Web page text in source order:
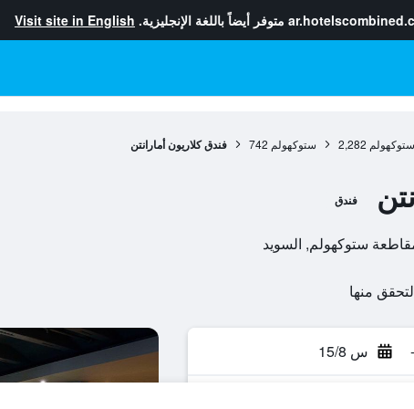
متوفر أيضاً باللغة الإنجليزية. Visit site in English
2,282 ستوكهولم 742 فندق كلاريون أمارانتن
فندق
- س 15/8